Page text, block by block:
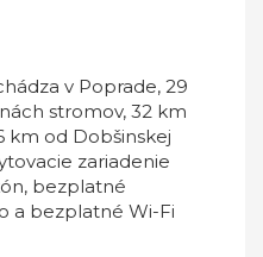
v Poprade, 29
stromov, 32 km
km od Dobšinskej
zariadenie
bezplatné
a bezplatné Wi-Fi